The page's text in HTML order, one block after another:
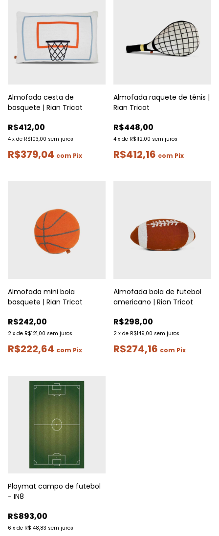
Almofada cesta de
basquete | Rian Tricot
R$412,00
4 x de R$103,00 sem juros
R$379,04 com Pix
Almofada raquete de tênis |
Rian Tricot
R$448,00
4 x de R$112,00 sem juros
R$412,16 com Pix
Almofada mini bola
basquete | Rian Tricot
R$242,00
2 x de R$121,00 sem juros
R$222,64 com Pix
Almofada bola de futebol
americano | Rian Tricot
R$298,00
2 x de R$149,00 sem juros
R$274,16 com Pix
Playmat campo de futebol
- IN8
R$893,00
6 x de R$148,83 sem juros